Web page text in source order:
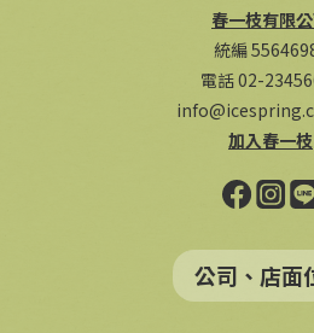
春一枝有限
統編
電話 02-
加入春一枝
公司、店面